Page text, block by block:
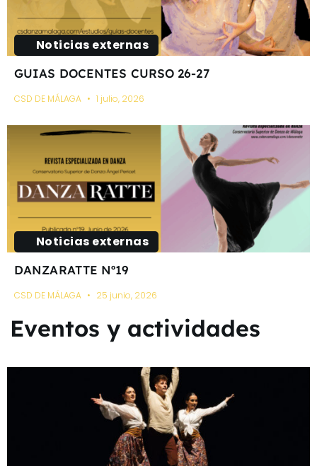
Noticias externas
GUIAS DOCENTES CURSO 26-27
CSD DE MÁLAGA 1 julio, 2026
Noticias externas
DANZARATTE Nº19
CSD DE MÁLAGA 25 junio, 2026
Eventos y actividades